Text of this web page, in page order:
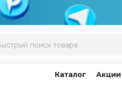
Каталог Акции